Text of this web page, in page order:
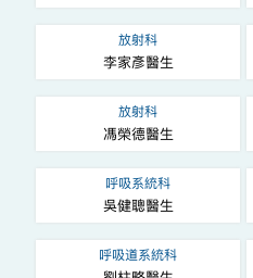
放射科
李家彥醫生
放射科
馮榮德醫生
呼吸系統科
吳健聰醫生
呼吸道系統科